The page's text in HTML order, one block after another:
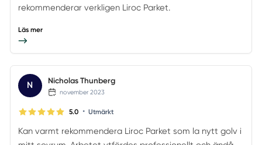
rekommenderar verkligen Liroc Parket.
Läs mer
N Nicholas Thunberg
november 2023
5.0 • Utmärkt
Kan varmt rekommendera Liroc Parket som la nytt golv i